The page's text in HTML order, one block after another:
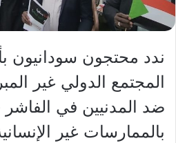
ندد محتجون سودانيون
المجتمع الدولي غير
ضد المدنيين في الفاشر
بالممارسات غير